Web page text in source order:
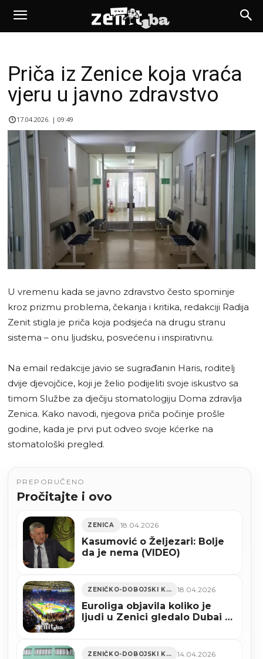
Priča iz Zenice koja vraća
vjeru u javno zdravstvo
17.04.2026. | 09:49
U vremenu kada se javno zdravstvo često spominje
kroz prizmu problema, čekanja i kritika, redakciji Radija
Zenit stigla je priča koja podsjeća na drugu stranu
sistema – onu ljudsku, posvećenu i inspirativnu.
Na email redakcije javio se sugrađanin Haris, roditelj
dvije djevojčice, koji je želio podijeliti svoje iskustvo sa
timom Službe za dječiju stomatologiju Doma zdravlja
Zenica. Kako navodi, njegova priča počinje prošle
godine, kada je prvi put odveo svoje kćerke na
stomatološki pregled.
PREPORUČENO
Pročitajte i ovo
ZENICA 18.04.2026
Kasumović o Željezari: Bolje
da je nema (VIDEO)
ZENIČKO-DOBOJSKI KANTON 18.04.2026
Euroliga objavila koliko je
ljudi u Zenici gledalo Dubai –
ZENIČKO-DOBOJSKI KANTON 14.04.2026